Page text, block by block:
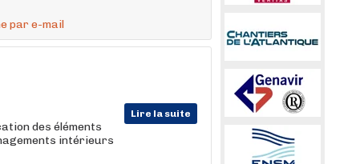
par e-mail
Lire la suite
des éléments
intérieurs